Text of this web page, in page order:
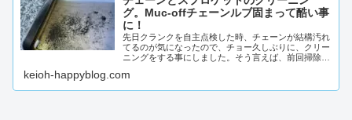
グ。Muc-offチェーンルブ固まって酷い事
に！
先日クランクを自主点検した時、チェーンが結構汚れ
てるのが気になったので、チョー久しぶりに、クリー
ニングをする事にしました。そう言えば、前回掃除し
んですよ...
keioh-happyblog.com